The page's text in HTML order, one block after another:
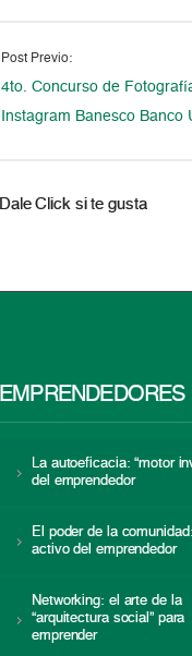
Post Previo:
4to. Concurso de
Instagram Banesco Banco
Dale Click si te gusta
EMPRENDEDORES
La autoeficacia: “motor
del emprendedor
El poder de la
activo del emprendedor
Networking: el arte de la
“arquitectura social” para
emprender